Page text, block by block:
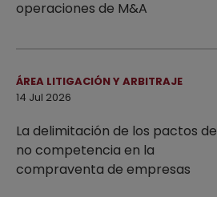
operaciones de M&A
ÁREA LITIGACIÓN Y ARBITRAJE
14 Jul 2026
La delimitación de los pactos de
no competencia en la
compraventa de empresas